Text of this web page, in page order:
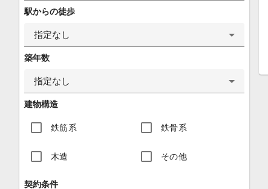
駅からの徒歩
指定なし
築年数
指定なし
建物構造
鉄筋系 鉄骨系
木造 その他
契約条件